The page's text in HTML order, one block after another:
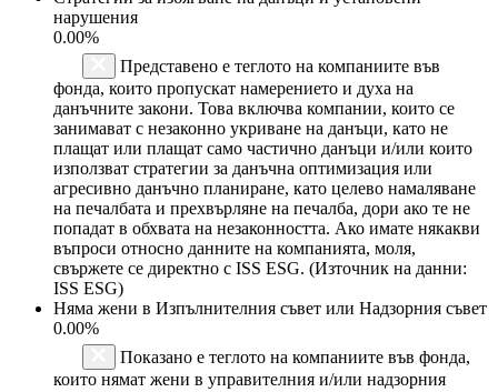
нарушения
0.00%
Представено е теглото на компаниите във
фонда, които пропускат намерението и духа на
данъчните закони. Това включва компании, които се
занимават с незаконно укриване на данъци, като не
плащат или плащат само частично данъци и/или които
използват стратегии за данъчна оптимизация или
агресивно данъчно планиране, като целево намаляване
на печалбата и прехвърляне на печалба, дори ако те не
попадат в обхвата на незаконността. Ако имате някакви
въпроси относно данните на компанията, моля,
свържете се директно с ISS ESG. (Източник на данни:
ISS ESG)
Няма жени в Изпълнителния съвет или Надзорния съвет
0.00%
Показано е теглото на компаниите във фонда,
които нямат жени в управителния и/или надзорния